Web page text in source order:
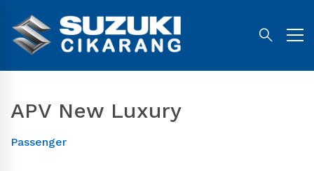
APV New Luxury
Passenger